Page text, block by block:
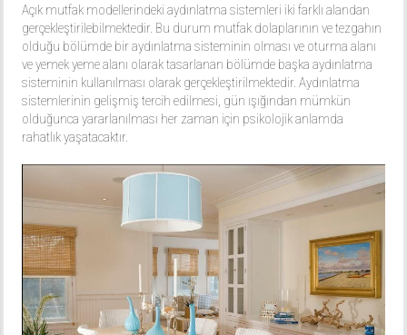
Açık mutfak modellerindeki aydınlatma sistemleri iki farklı alandan
gerçekleştirilebilmektedir. Bu durum mutfak dolaplarının ve tezgahın
olduğu bölümde bir aydınlatma sisteminin olması ve oturma alanı
ve yemek yeme alanı olarak tasarlanan bölümde başka aydınlatma
sisteminin kullanılması olarak gerçekleştirilmektedir. Aydınlatma
sistemlerinin gelişmiş tercih edilmesi, gün ışığından mümkün
olduğunca yararlanılması her zaman için psikolojik anlamda
rahatlık yaşatacaktır.